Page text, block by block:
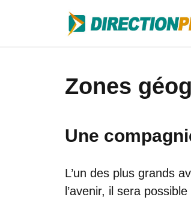
Zones
Une
L’un des plus grands
l’avenir, il sera